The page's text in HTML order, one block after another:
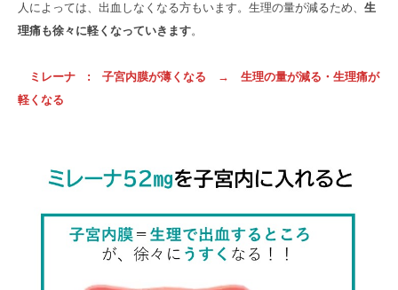
人によっては、出血しなくなる方もいます。生理の量が減るため、 生
理痛も徐々に軽くなっていきます。
ミレーナ : 子宮内膜が薄くなる → 生理の量が減る・生理痛が
軽くなる